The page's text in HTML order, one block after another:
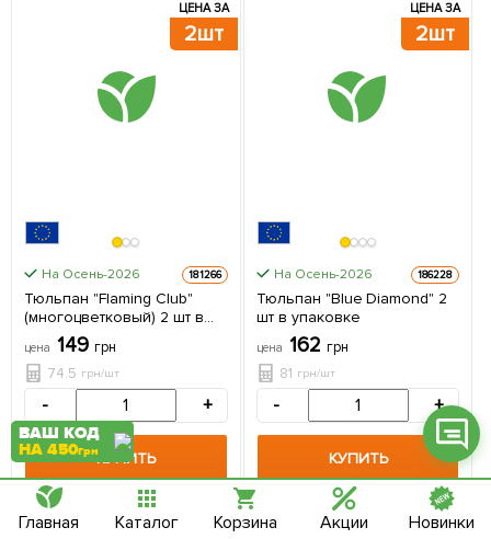
ЦЕНА ЗА
2шт
На Осень-2026 181266
Тюльпан "Flaming Club"
(многоцветковый) 2 шт в
упаковке
цена 149 грн
74.5 грн/шт
- +
КУПИТЬ
+5.96 грн бонусов за покупку
ЦЕНА ЗА
2шт
На Осень-2026 186228
Тюльпан "Blue Diamond" 2
шт в упаковке
цена 162 грн
81 грн/шт
- +
КУПИТЬ
грн бонусов за покупку
Інстаграм
Онлайн чат
ВАШ КОД
НА 450грн
Главная Каталог Корзина Акции Новинки